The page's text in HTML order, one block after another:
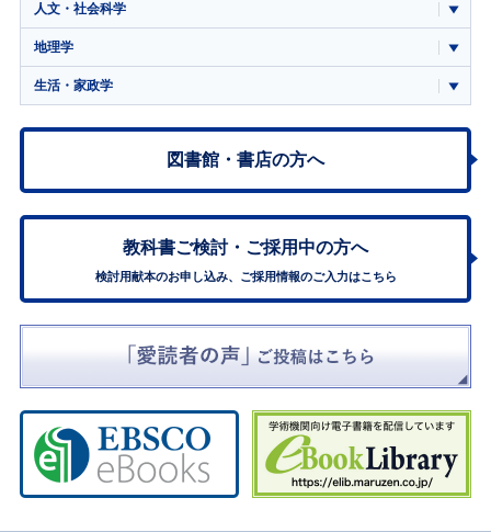
人文・社会科学
地理学
生活・家政学
図書館・書店の方へ
教科書ご検討・ ご採用中の方へ
検討用献本のお申し込み、ご採用情報のご入力はこちら